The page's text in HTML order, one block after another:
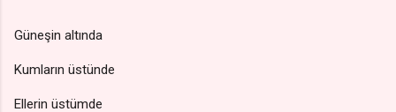
Güneşin altında
Kumların üstünde
Ellerin üstümde